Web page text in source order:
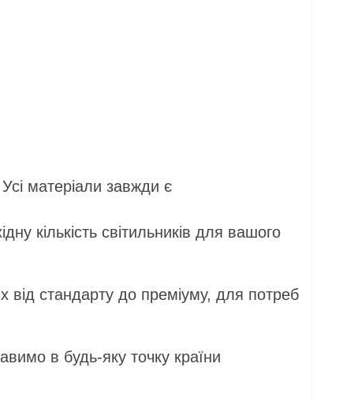
завжди є
світильників для вашого
до преміуму, для потреб
яку точку країни